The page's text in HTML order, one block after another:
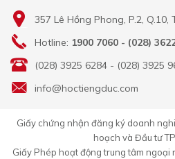
357 Lê Hồng Phong, P.2, Q.10,
Hotline: 1900 7060 - (028)
(028) 3925 6284 - (028) 3925
info@hoctiengduc.com
Giấy chứng nhận đăng ký doanh
hoạch và Đầu tư
Giấy Phép hoạt động trung tâm ngoại